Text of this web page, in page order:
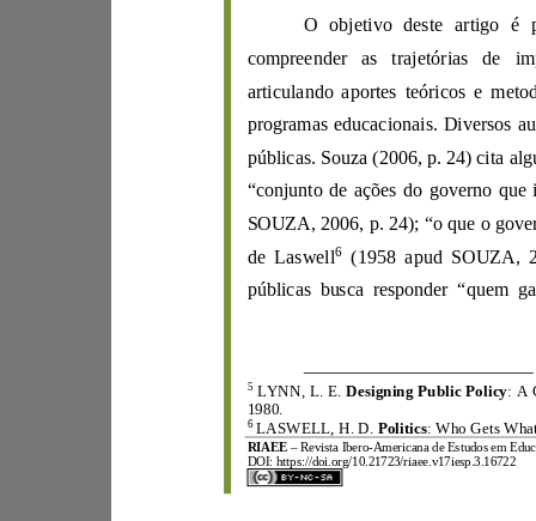
RIAEE –R evista Ibero-A mericana de Estudos em Ed
DOI: https://d oi.org/10.21723/riaee.v17iesp.3.16722
O ob je tivo deste artigo é
articulando a po
prog ramas educac io nais.
públicas. Souza ( 2006, p. 24)
“conjunto de ações do go
SOUZA, 2006, p. 24);
de Laswell6 ( 1958 apud SOUZA,
públicas busca responder
“qu
5 LYNN, L. E. Designing Public P olicy : A
1980.
6 LAS WE P olitics : Who